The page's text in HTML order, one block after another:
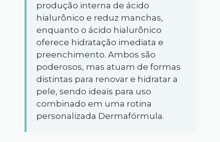
produção interna de ácido
hialurônico e reduz manchas,
enquanto o ácido hialurônico
oferece hidratação imediata e
preenchimento. Ambos são
poderosos, mas atuam de formas
distintas para renovar e hidratar a
pele, sendo ideais para uso
combinado em uma rotina
personalizada Dermafórmula.